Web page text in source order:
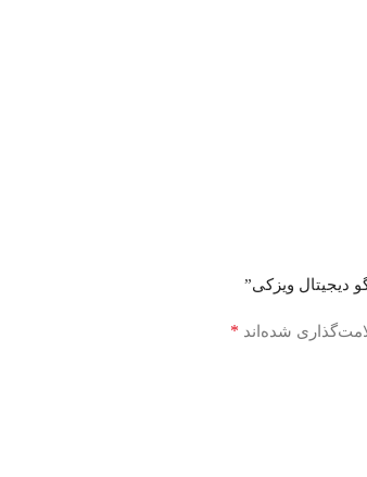
دیجیتال ویزکی”
شده‌اند *